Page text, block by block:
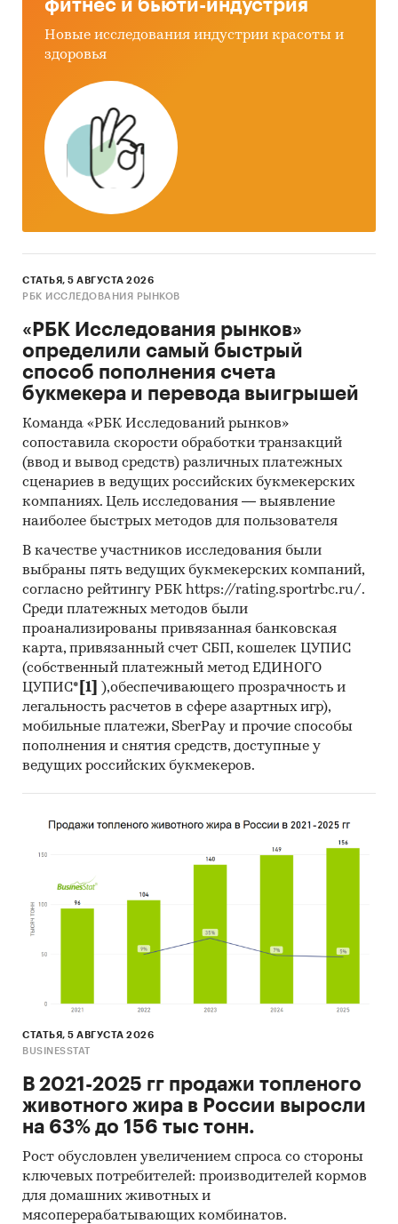
фитнес и бьюти-индустрия
Новые исследования индустрии красоты и
здоровья
СТАТЬЯ, 5 АВГУСТА 2026
РБК ИССЛЕДОВАНИЯ РЫНКОВ
«РБК Исследования рынков»
определили самый быстрый
способ пополнения счета
букмекера и перевода выигрышей
Команда «РБК Исследований рынков»
сопоставила скорости обработки транзакций
(ввод и вывод средств) различных платежных
сценариев в ведущих российских букмекерских
компаниях. Цель исследования — выявление
наиболее быстрых методов для пользователя
В качестве участников исследования были
выбраны пять ведущих букмекерских компаний,
согласно рейтингу РБК https://rating.sportrbc.ru/.
Среди платежных методов были
проанализированы привязанная банковская
карта, привязанный счет СБП, кошелек ЦУПИС
(собственный платежный метод ЕДИНОГО
ЦУПИС* [1]
),обеспечивающего прозрачность и
легальность расчетов в сфере азартных игр),
мобильные платежи, SberPay и прочие способы
пополнения и снятия средств, доступные у
ведущих российских букмекеров.
СТАТЬЯ, 5 АВГУСТА 2026
BUSINESSTAT
В 2021-2025 гг продажи топленого
животного жира в России выросли
на 63% до 156 тыс тонн.
Рост обусловлен увеличением спроса со стороны
ключевых потребителей: производителей кормов
для домашних животных и
мясоперерабатывающих комбинатов.